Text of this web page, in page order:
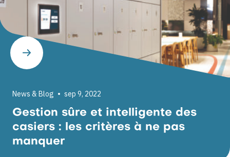
News & Blog sep 9, 2022
Gestion sûre et intelligente des
casiers : les critères à ne pas
manquer